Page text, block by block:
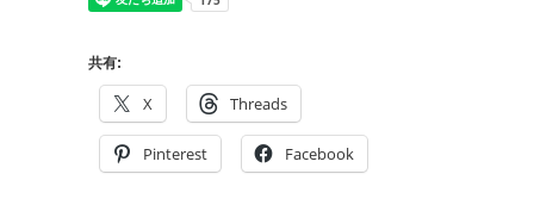
共有:
X Threads
Pinterest Facebook